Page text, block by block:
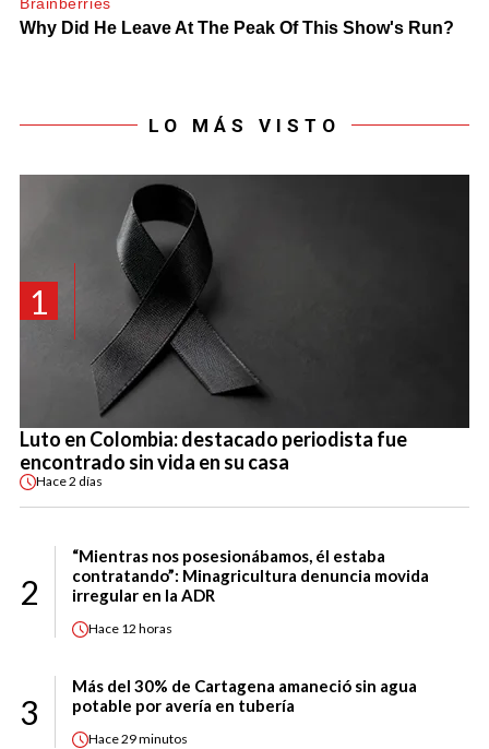
LO MÁS VISTO
1
Luto en Colombia: destacado periodista fue
encontrado sin vida en su casa
Hace2 días
2
“Mientras nos posesionábamos, él estaba
contratando”: Minagricultura denuncia movida
irregular en la ADR
Hace 12 horas
3
Más del 30% de Cartagena amaneció sin agua
potable por avería en tubería
Hace29 minutos